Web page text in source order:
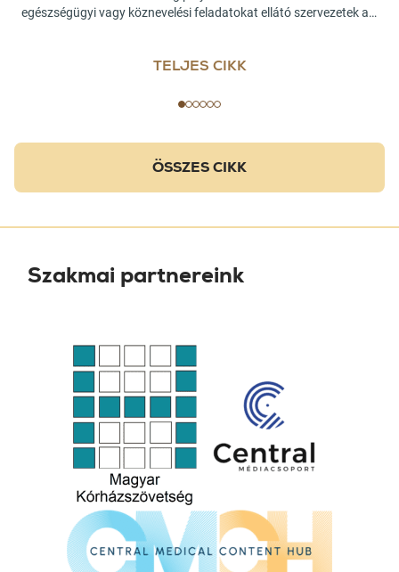
egészségügyi vagy köznevelési feladatokat ellátó szervezetek a
TELJES CIKK
ÖSSZES CIKK
Szakmai partnereink